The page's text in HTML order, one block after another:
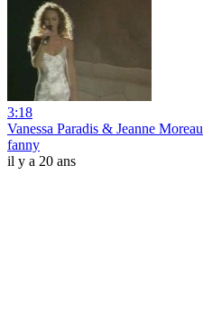
3:18
Vanessa Paradis & Jeanne Moreau
fanny
il y a 20 ans